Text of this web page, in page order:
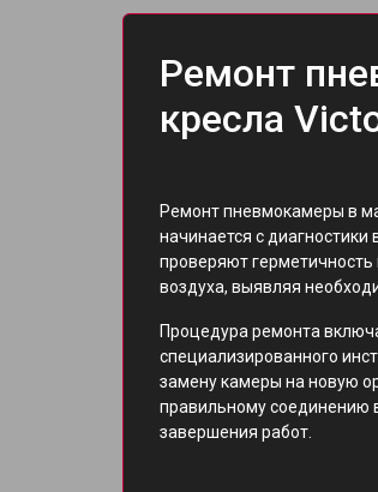
Ремонт
кресла
Ремонт пневмокамеры в
начинается с
проверяют
воздуха, выявляя
Процедура ремонта
специализированного
замену камеры на новую
правильному соединению
завершения работ.